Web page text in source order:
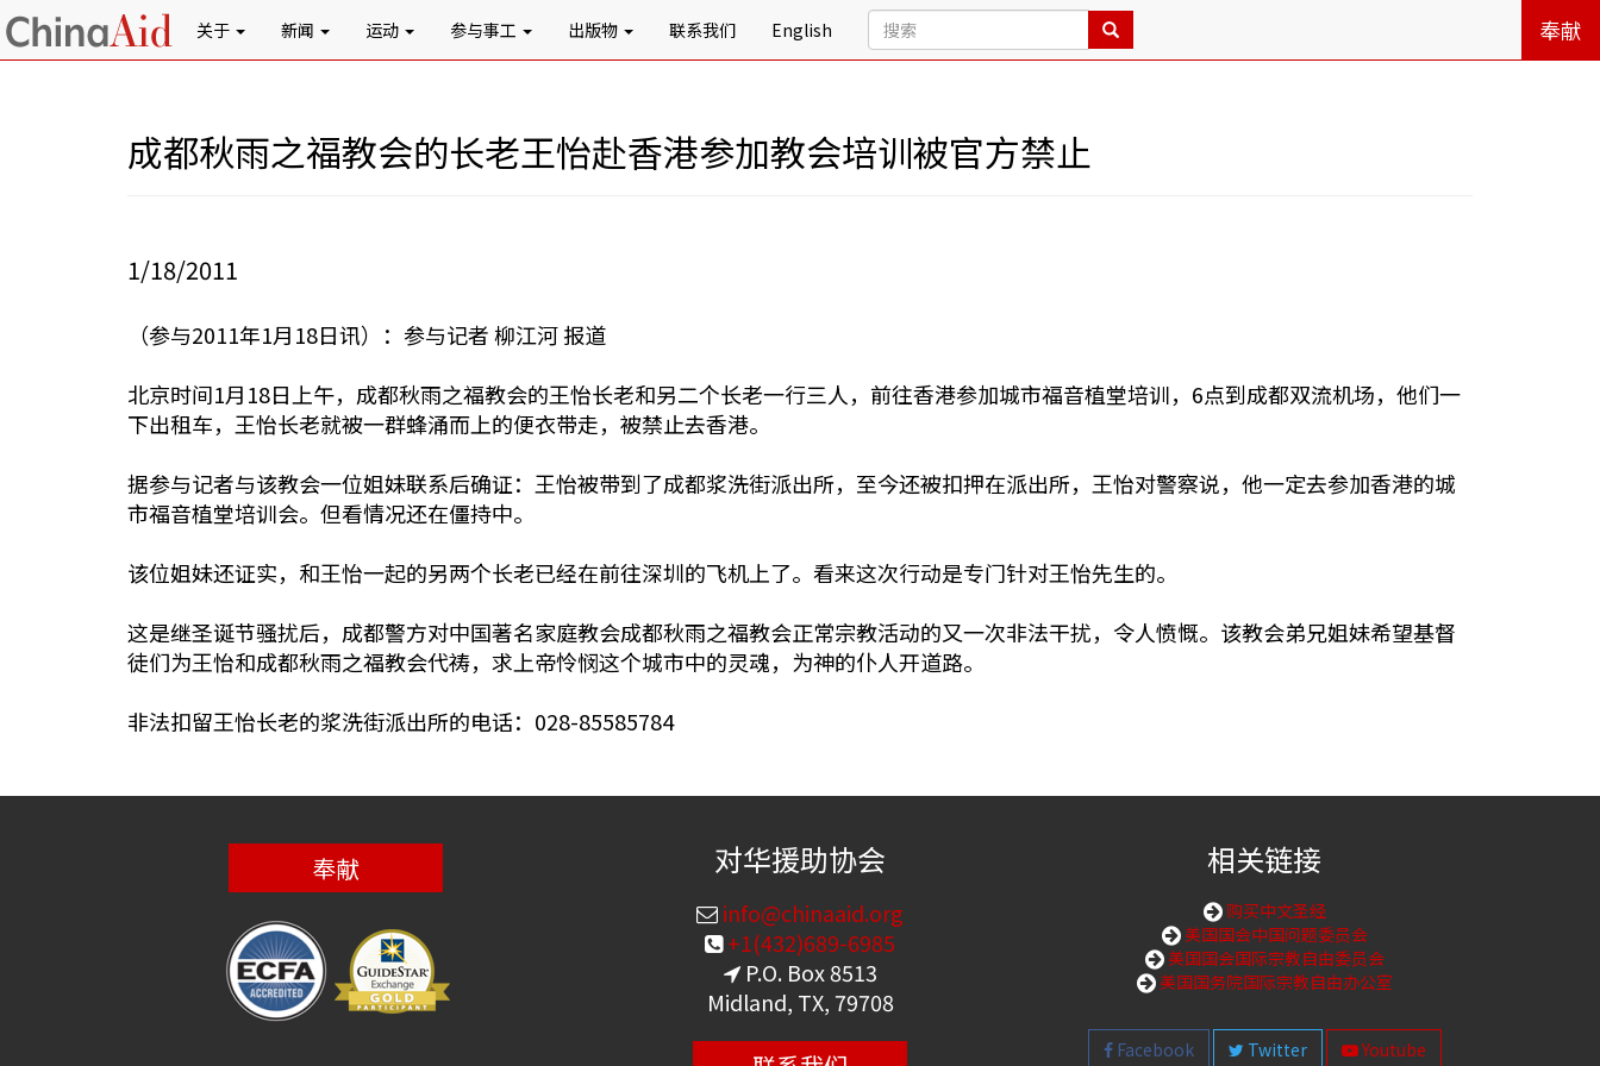
关于 新闻 运动 参与事工 出版物 联系我们 English 奉献
成都秋雨之福教会的长老王怡赴香港参加教会培训被官方禁止
1/18/2011
（参与2011年1月18日讯）：参与记者 柳江河 报道
北京时间1月18日上午，成都秋雨之福教会的王怡长老和另二个长老一行三人，前往香港参加城市福音植堂培训，6点到成都双流机场，他们一
下出租车，王怡长老就被一群蜂涌而上的便衣带走，被禁止去香港。
据参与记者与该教会一位姐妹联系后确证：王怡被带到了成都浆洗街派出所，至今还被扣押在派出所，王怡对警察说，他一定去参加香港的城
市福音植堂培训会。但看情况还在僵持中。
该位姐妹还证实，和王怡一起的另两个长老已经在前往深圳的飞机上了。看来这次行动是专门针对王怡先生的。
这是继圣诞节骚扰后，成都警方对中国著名家庭教会成都秋雨之福教会正常宗教活动的又一次非法干扰，令人愤慨。该教会弟兄姐妹希望基督
徒们为王怡和成都秋雨之福教会代祷，求上帝怜悯这个城市中的灵魂，为神的仆人开道路。
非法扣留王怡长老的浆洗街派出所的电话：028-85585784
奉献 对华援助协会
info@chinaaid.org
+1(432)689-6985
P.O. Box 8513
Midland, TX, 79708
相关链接
购买中文圣经
美国国会中国问题委员会
美国国会国际宗教自由委员会
美国国务院国际宗教自由办公室
Facebook Twitter Youtube